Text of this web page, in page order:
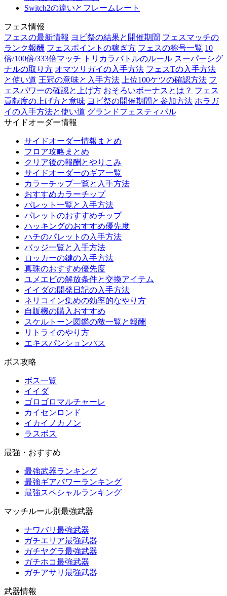
Switch2の違いとフレームレート
フェス情報
フェスの最新情報 ヨビ祭の結果と開催期間 フェスマッチの
ランク報酬 フェスポイントの稼ぎ方 フェスの称号一覧 10
倍/100倍/333倍マッチ
トリカラバトルのルール スーパーシグ
ナルの取り方 オマツリガイの入手方法 フェスTの入手方法
と使い道 王冠の意味と入手方法 上位100ケツの確認方法 フ
ェスパワーの確認と上げ方 おそろいボーナスとは？ フェス
貢献度の上げ方と意味 ヨビ祭の開催期間と参加方法 ホラガ
イの入手方法と使い道 グランドフェスティバル
サイドオーダー情報
サイドオーダー情報まとめ
フロア攻略まとめ
クリア後の報酬とやりこみ
サイドオーダーのギア一覧
カラーチップ一覧と入手方法
おすすめカラーチップ
パレット一覧と入手方法
パレットのおすすめチップ
ハッキングのおすすめ優先度
ハチのパレットの入手方法
バッジ一覧と入手方法
ロッカーの鍵の入手方法
真珠のおすすめ優先度
ユメエビの解放条件と交換アイテム
イイダの開発日記の入手方法
ネリコイン集めの効率的なやり方
自販機の購入おすすめ
スケルトーン図鑑の敵一覧と報酬
リトライのやり方
エキスパンションパス
ボス攻略
ボス一覧
イイダ
ゴロゴロマルチャーレ
カイセンロンド
イカイノカノン
ラスボス
最強・おすすめ
最強武器ランキング
最強ギアパワーランキング
最強スペシャルランキング
マッチルール別最強武器
ナワバリ最強武器
ガチエリア最強武器
ガチヤグラ最強武器
ガチホコ最強武器
ガチアサリ最強武器
武器情報